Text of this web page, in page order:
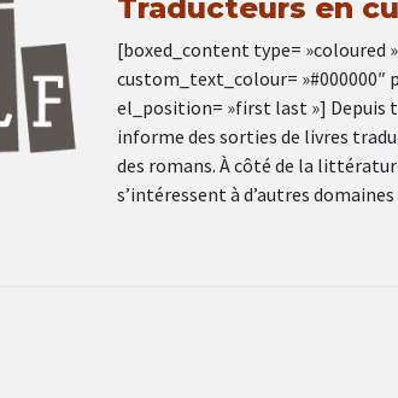
Traducteurs en
[boxed_content type= »coloured
custom_text_colour= »#000000″
el_position= »first last »] Depuis
informe des sorties de livres
des romans. À côté de la
s’intéressent à d’autres